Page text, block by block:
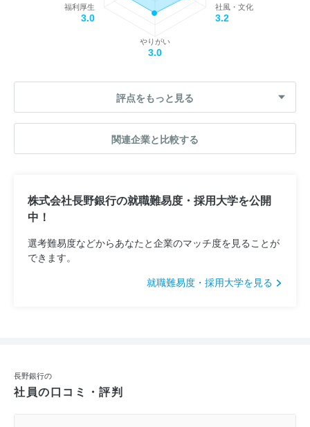
社風・文化
3.2
やりがい
3.0
福利厚生
3.0
評点をもっと見る
関連企業と比較する
株式会社長野銀行の就職難易度・採用大学を公開
中！
選考難易度などからあなたと企業のマッチ度を見ることが
できます。
就職難易度・採用大学を見る
長野銀行の
社員の口コミ・評判